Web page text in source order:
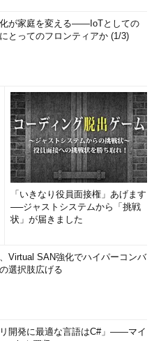
が家庭を変える――IoTとしての
とってのフロンティアか (1/3)
「いきなり役員面接権」あげます
──ジャストシステムから「挑戦
状」が届きました
Virtual SAN強化でハイパーコンバ
選択肢広げる
リ開発に最適な言語はC#」――マイ